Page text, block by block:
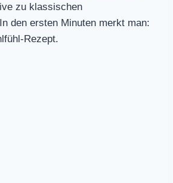
zu klassischen
den ersten Minuten merkt man:
Rezept.